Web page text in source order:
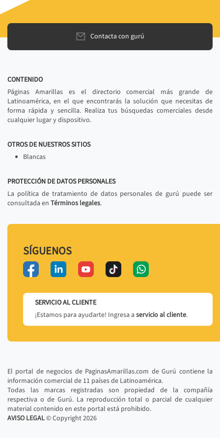
Contacta con gurú
CONTENIDO
Páginas Amarillas es el directorio comercial más grande de
Latinoamérica, en el que encontrarás la solución que necesitas de
forma rápida y sencilla. Realiza tus búsquedas comerciales desde
cualquier lugar y dispositivo.
OTROS DE NUESTROS SITIOS
Blancas
PROTECCIÓN DE DATOS PERSONALES
La política de tratamiento de datos personales de gurú puede ser
consultada en Términos legales.
SÍGUENOS
SERVICIO AL CLIENTE
¡Estamos para ayudarte! Ingresa a servicio al cliente.
El portal de negocios de PaginasAmarillas.com de Gurú contiene la
información comercial de 11 países de Latinoamérica.
Todas las marcas registradas son propiedad de la compañía
respectiva o de Gurú. La reproducción total o parcial de cualquier
material contenido en este portal está prohibido.
AVISO LEGAL© Copyright2026